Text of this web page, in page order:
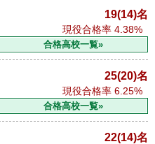
19(14)名
現役合格率 4.38%
合格高校一覧»
25(20)名
現役合格率 6.25%
合格高校一覧»
22(14)名